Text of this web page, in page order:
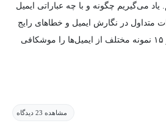
می‌گیریم چگونه و با چه عباراتی ایمیل
متداول در نگارش ایمیل و خطاهای رایج
را بررسی می‌کنیم، بیش از ۱۵ نمونه مختلف از ایمیل‌ها را موشکافی
هستند که در این دوره پوشش داده
مشاهده 23 دیدگاه